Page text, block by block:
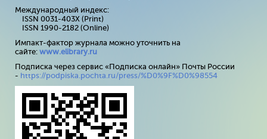
Международный индекс:
ISSN 0031-403X (Print)
ISSN 1990-2182 (Online)
Импакт-фактор журнала можно уточнить на
сайте: www.elibrary.ru
Подписка через сервис «Подписка онлайн» Почты России
- https://podpiska.pochta.ru/press/%D0%9F%D0%98554